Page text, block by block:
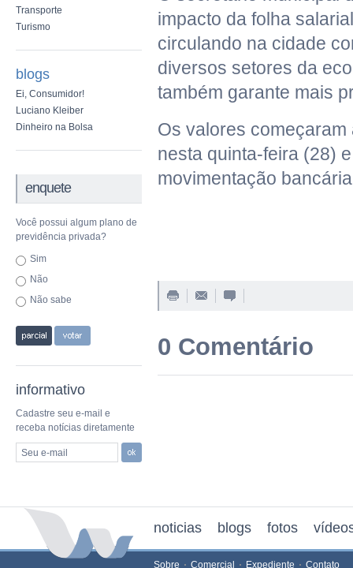
Transporte
Turismo
blogs
Ei, Consumidor!
Luciano Kleiber
Dinheiro na Bolsa
enquete
Você possui algum plano de
previdência privada?
Sim
Não
Não sabe
informativo
Cadastre seu e-mail e
receba notícias diretamente
Seu e-mail
impacto da folha
circulando na cidade
diversos setores da
também garante mais
Os valores
nesta quinta-feira (28)
movimentação
0 Comentário
noticias blogs fotos
Sobre Comercial Expediente Contato